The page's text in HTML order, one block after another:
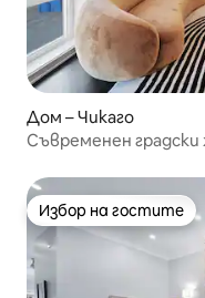
Дом – Чикаго
Съвременен
Избор на гостите
Избор на гостите